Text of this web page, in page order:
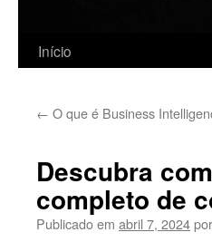
Início
← O que é Business
Descubra
completo de
Publicado em abril 7, 2024por